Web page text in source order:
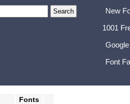
New
1001
Font
Fonts